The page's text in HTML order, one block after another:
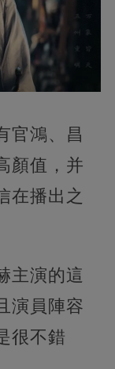
官鴻、昌
顏值，并
在播出之
主演的這
演員陣容
很不錯